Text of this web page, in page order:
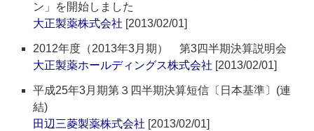
ン」を開始しました
大正製薬株式会社 [2013/02/01]
2012年度（2013年3月期） 第3四半期決算説明会
大正製薬ホールディングス株式会社 [2013/02/01]
平成25年3月期第３四半期決算短信〔日本基準〕(連
結)
田辺三菱製薬株式会社 [2013/02/01]